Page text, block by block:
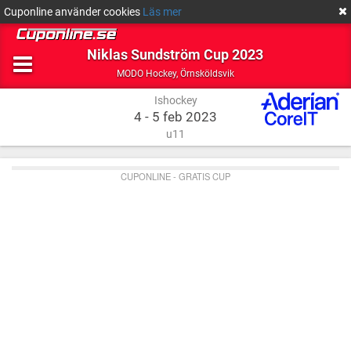
Cuponline använder cookies Läs mer
Niklas Sundström Cup 2023
MODO Hockey, Ishockey
ÖrnsköldsvikÖrnsköldsvik
Ishockey
4 - 5 feb 2023
u11
CUPONLINE - GRATIS CUP